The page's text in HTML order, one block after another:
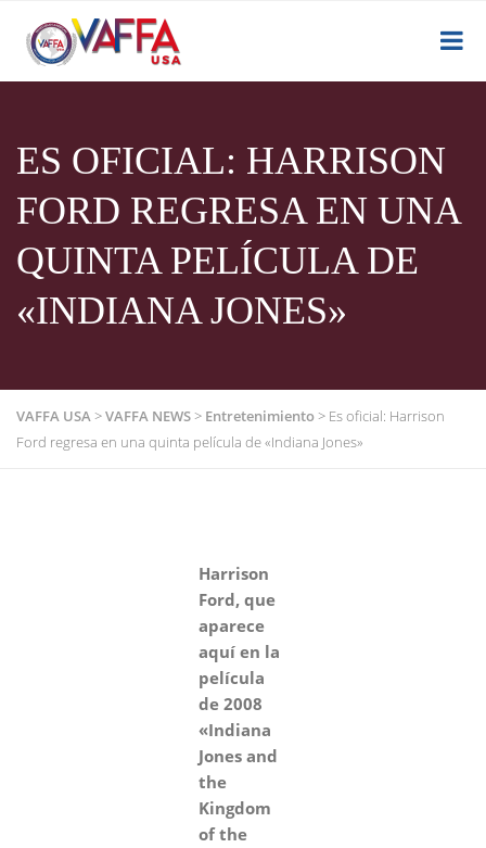
ES OFICIAL: HARRISON
FORD REGRESA EN UNA
QUINTA PELÍCULA DE
«INDIANA JONES»
VAFFA USA>VAFFA NEWS> Entretenimiento> Es oficial: Harrison
Ford regresa en una quinta película de «Indiana Jones»
Harrison
Ford, que
aparece
aquí en la
película
de 2008
«Indiana
Jones and
the
Kingdom
of the